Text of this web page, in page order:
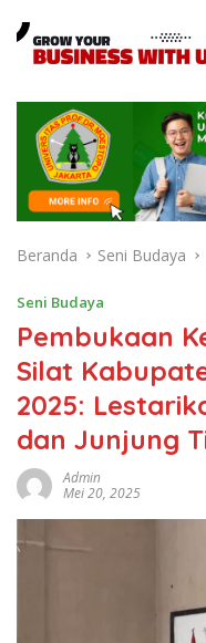
Beranda Seni Budaya
Seni Budaya
Pembukaan
Silat
2025:
dan Junjung
Admin
Mei 20, 2025